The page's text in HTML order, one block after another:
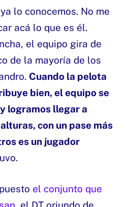
lo conocemos. No me
acá lo que es él.
el equipo gira de
de la mayoría de los
Cuando la pelota
bien, el equipo se
logramos llegar a
con un pase más
es un jugador
el conjunto que